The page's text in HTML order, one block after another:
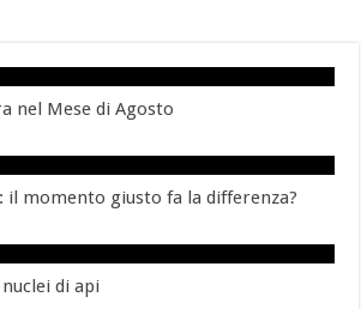
nel Mese di Agosto
il momento giusto fa la differenza?
di api